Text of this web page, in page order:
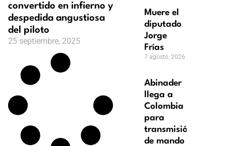
convertido en infierno y
despedida angustiosa
del piloto
25 septiembre, 2025
Muere el
diputado
Jorge
Frías
7 agosto, 2026
Abinader
llega a
Colombia
para
transmisión
de mando